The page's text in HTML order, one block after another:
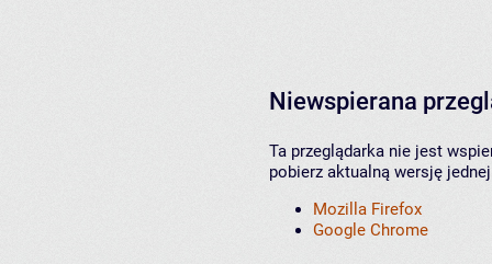
Niewspierana
Ta przeglądarka nie jest
pobierz aktualną wersję
Mozilla Firefox
Google Chrome